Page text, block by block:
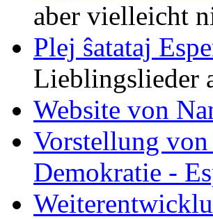
aber vielleicht
Plej ŝatataj
Lieblingslieder
Website von
Vorstellung
Demokratie -